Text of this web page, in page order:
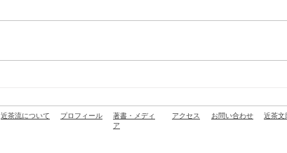
原尚之が出演しました
近茶流について プロフィール
著書・メディ
ア
アクセス お問い合わせ 近茶文